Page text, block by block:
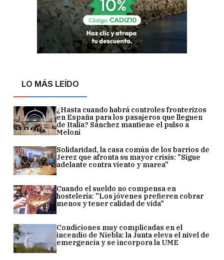
LO MÁS LEÍDO
¿Hasta cuando habrá controles fronterizos
en España para los pasajeros que lleguen
de Italia? Sánchez mantiene el pulso a
Meloni
Solidaridad, la casa común de los barrios de
Jerez que afronta su mayor crisis: "Sigue
adelante contra viento y marea"
Cuando el sueldo no compensa en
hostelería: "Los jóvenes prefieren cobrar
menos y tener calidad de vida"
Condiciones muy complicadas en el
incendio de Niebla: la Junta eleva el nivel de
emergencia y se incorpora la UME